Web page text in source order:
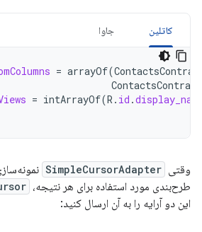
کاتلین جاوا
= arrayOf(
ContactsContract
= intArrayOf(R . id .
وقتی SimpleCursorAdapter
طرح‌بندی مورد استفاده برای هر نتیجه،
این دو آرایه را به آن ارسال کنید: